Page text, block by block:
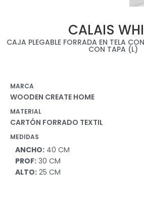
CALAIS
CAJA PLEGABLE FORRADA EN TELA
CON TAPA (L)
MARCA
WOODEN CREATE HOME
MATERIAL
CARTÓN FORRADO TEXTIL
MEDIDAS
ANCHO: 40 CM
PROF: 30 CM
ALTO: 25 CM